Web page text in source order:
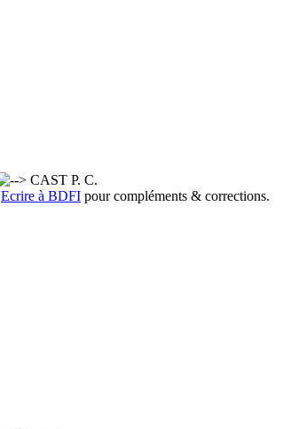
CAST P. C.
Ecrire à BDFI pour compléments & corrections.